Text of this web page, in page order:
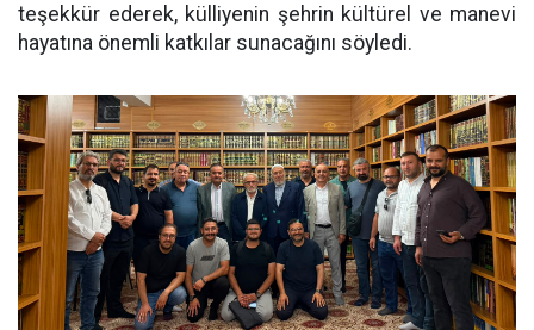
teşekkür ederek, külliyenin şehrin kültürel ve manevi
hayatına önemli katkılar sunacağını söyledi.